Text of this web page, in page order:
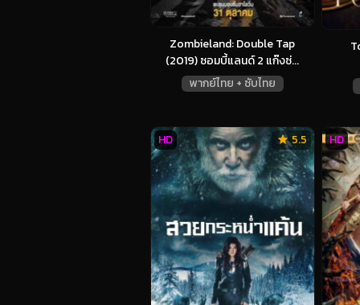
Zombieland: Double Tap
(2019) ซอมบี้แลนด์ 2 แก๊งซ่...
พากย์ไทย + ซับไทย
5.5
HD HD